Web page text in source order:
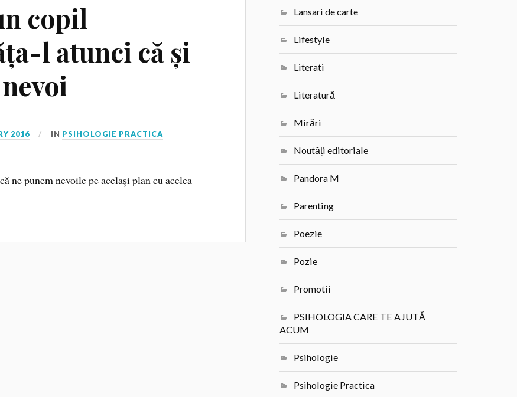
copil
l atunci că și
2016 IN PSIHOLOGIE PRACTICA
ne punem nevoile pe același plan cu acelea
Lansari de carte
Lifestyle
Literati
Literatură
Mirări
Noutăți editoriale
Pandora M
Parenting
Poezie
Pozie
Promotii
PSIHOLOGIA CARE TE AJUTĂ
ACUM
Psihologie
Psihologie Practica